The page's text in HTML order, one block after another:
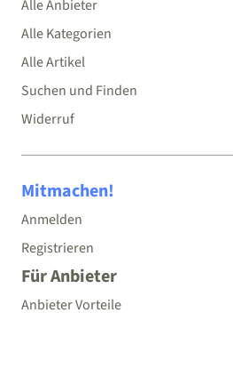
Alle Anbieter
Alle Kategorien
Alle Artikel
Suchen und Finden
Widerruf
Mitmachen!
Anmelden
Registrieren
Für Anbieter
Anbieter Vorteile